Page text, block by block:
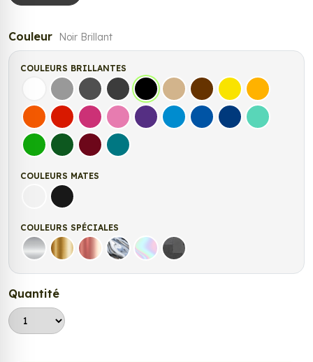
Couleur Noir Brillant
COULEURS BRILLANTES
Blanc Gris Gris FoncéGris Anthracite
Noir Beige Marron Jaune ClairJaune
OrangeRouge FuchsiaRose Violet Bleu clairBleu MoyenBleu FoncéBleu Vert
Vert clairVert FoncéBordeauxTurquoise
COULEURS MATES
Blanc matNoir Mat
COULEURS SPÉCIALES
Argent Or Rose Gold
ChromeHolographique
Carbone Noir
Quantité